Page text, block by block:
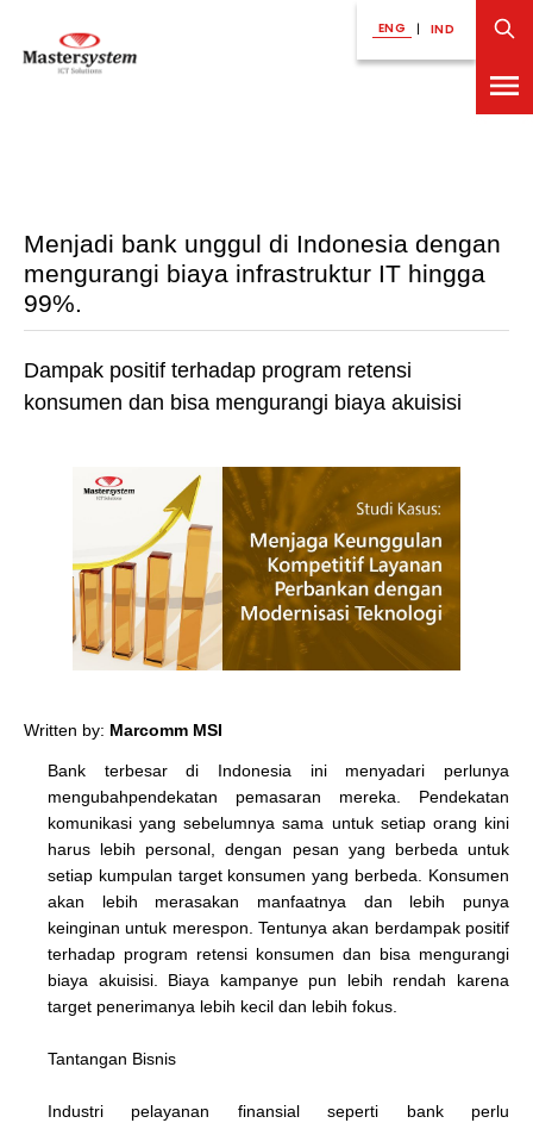
ENG | IND
Menjadi bank unggul di Indonesia dengan
mengurangi biaya infrastruktur IT hingga
99%.
Dampak positif terhadap program retensi
konsumen dan bisa mengurangi biaya akuisisi
Written by: Marcomm MSI
Bank terbesar di Indonesia ini menyadari perlunya
mengubahpendekatan pemasaran mereka. Pendekatan
komunikasi yang sebelumnya sama untuk setiap orang kini
harus lebih personal, dengan pesan yang berbeda untuk
setiap kumpulan target konsumen yang berbeda. Konsumen
akan lebih merasakan manfaatnya dan lebih punya
keinginan untuk merespon. Tentunya akan berdampak positif
terhadap program retensi konsumen dan bisa mengurangi
biaya akuisisi. Biaya kampanye pun lebih rendah karena
target penerimanya lebih kecil dan lebih fokus.
Tantangan Bisnis
Industri pelayanan finansial seperti bank perlu